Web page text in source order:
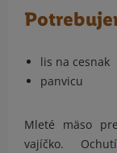
lis na cesnak
panvicu
Mleté mäso
vajíčko.